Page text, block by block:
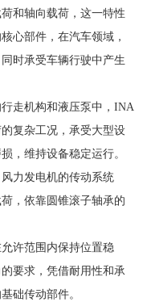
和轴向载荷，这一特性
心部件，在汽车领域，
时承受车辆行驶中产生
走机构和液压泵中，INA
复杂工况，承受大型设
，维持设备稳定运行。
力发电机的传动系统
，依靠圆锥滚子轴承的
许范围内保持位置稳
要求，凭借耐用性和承
础传动部件。